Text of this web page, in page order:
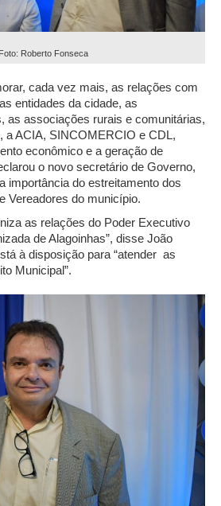
Foto: Roberto Fonseca
cada vez mais, as relações com
entidades da cidade, as
as associações rurais e comunitárias,
a ACIA, SINCOMERCIO e CDL,
econômico e a geração de
o novo secretário de Governo,
importância do estreitamento dos
Vereadores do município.
as relações do Poder Executivo
de Alagoinhas”, disse João
à disposição para “atender as
Municipal”.